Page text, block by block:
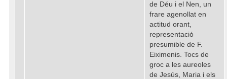
de Déu i el Nen, un
frare agenollat en
actitud orant,
representació
presumible de F.
Eiximenis. Tocs de
groc a les aureoles
de Jesús, Maria i els